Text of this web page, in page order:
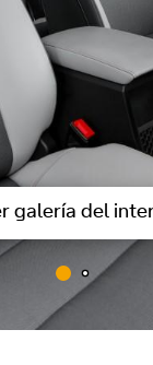
galería del